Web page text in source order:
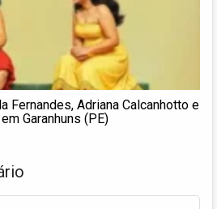
Fernandes, Adriana Calcanhotto e
Garanhuns (PE)